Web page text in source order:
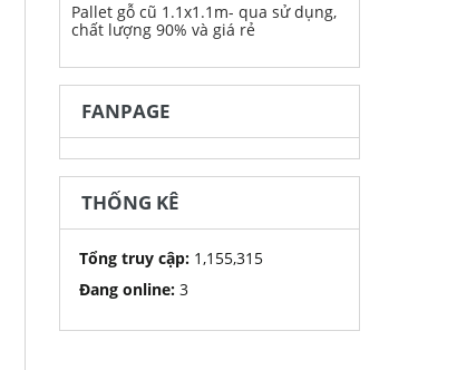
Pallet gỗ cũ 1.1x1.1m- qua sử dụng,
chất lượng 90% và giá rẻ
FANPAGE
THỐNG KÊ
Tổng truy cập: 1,155,315
Đang online: 3